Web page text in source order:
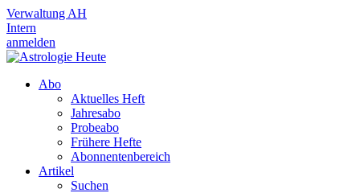
Verwaltung AH
Intern
anmelden
Abo
Aktuelles Heft
Jahresabo
Probeabo
Frühere Hefte
Abonnentenbereich
Artikel
Suchen